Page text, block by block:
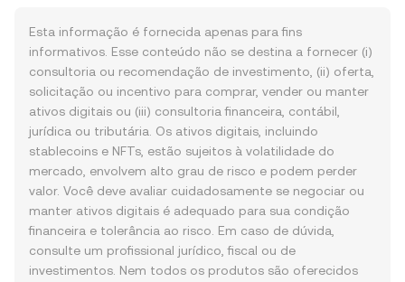
Esta informação é fornecida apenas para fins
informativos. Esse conteúdo não se destina a fornecer (i)
consultoria ou recomendação de investimento, (ii) oferta,
solicitação ou incentivo para comprar, vender ou manter
ativos digitais ou (iii) consultoria financeira, contábil,
jurídica ou tributária. Os ativos digitais, incluindo
stablecoins e NFTs, estão sujeitos à volatilidade do
mercado, envolvem alto grau de risco e podem perder
valor. Você deve avaliar cuidadosamente se negociar ou
manter ativos digitais é adequado para sua condição
financeira e tolerância ao risco. Em caso de dúvida,
consulte um profissional jurídico, fiscal ou de
investimentos. Nem todos os produtos são oferecidos